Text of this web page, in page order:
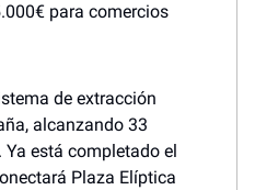
para comercios
de extracción
alcanzando 33
está completado el
Plaza Elíptica